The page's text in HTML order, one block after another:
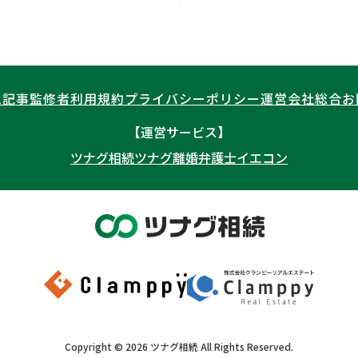
事監修者利用規約プライバシーポリシー運営会社総合
【運営サービス】
ツナグ相続ツナグ離婚弁護士イエコン
Copyright © 2026 ツナグ相続 All Rights Reserved.